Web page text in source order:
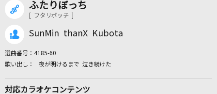
カラオケ検索
ふたりぼっち
[ フタリボッチ ]
SunMin thanX Kubota
選曲番号： 4185-60
夜が明けるまで 泣き続けた
対応カラオケコンテンツ